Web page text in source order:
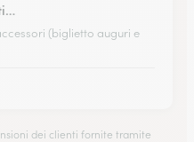
(biglietto auguri e
dei clienti fornite tramite